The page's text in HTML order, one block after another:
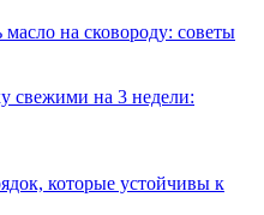
на сковороду: советы
свежими на 3 недели:
которые устойчивы к